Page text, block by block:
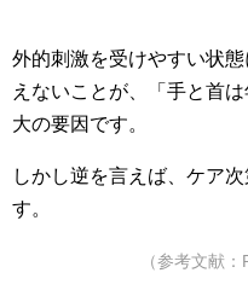
外的刺激を受けやすい状
えないことが、「手と首
大の要因です。
しかし逆を言えば、ケア
す。
（参考文献